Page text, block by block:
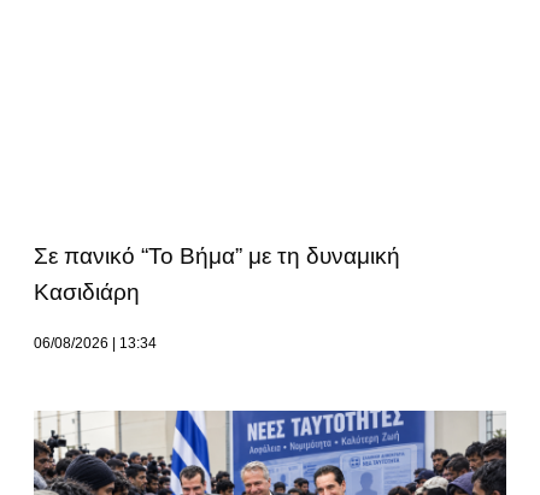
Σε πανικό “Το Βήμα” με τη δυναμική
Κασιδιάρη
06/08/2026 13:34